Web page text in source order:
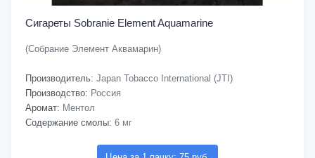
Сигареты Sobranie Element Aquamarine
(Собрание Элемент Аквамарин)
Производитель: Japan Tobacco International (JTI)
Производство: Россия
Аромат: Ментол
Содержание смолы: 6 мг